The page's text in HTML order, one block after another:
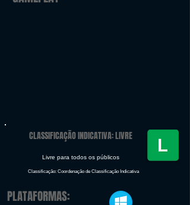
CLASSIFICAÇÃO INDICATIVA: LIVRE
Livre para todos os públicos
Classificação: Coordenação de Classificação Indicativa
PLATAFORMAS: